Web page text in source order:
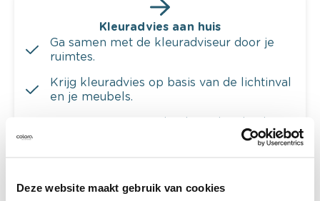
Deze website maakt gebruik van cookies
Kleuradvies aan huis
Ga samen met de kleuradviseur door je
ruimtes.
Krijg kleuradvies op basis van de lichtinval
en je meubels.
Krijg ineens een technologische check-up